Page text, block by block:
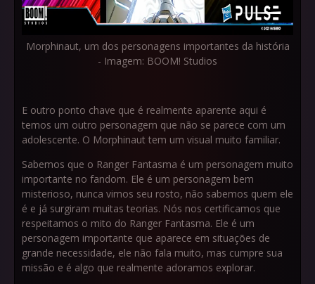
Morphinaut, um dos personagens importantes da história
- Imagem: BOOM! Studios
E outro ponto chave que é realmente aparente aqui é
temos um outro personagem que não se parece com um
adolescente. O Morphinaut tem um visual muito familiar.
Sabemos que o Ranger Fantasma é um personagem muito
importante no fandom. Ele é um personagem bem
misterioso, nunca vimos seu rosto, não sabemos quem ele
é e já surgiram muitas teorias. Nós nos certificamos que
respeitamos o mito do Ranger Fantasma. Ele é um
personagem importante que aparece em situações de
grande necessidade, ele não fala muito, mas cumpre sua
missão e é algo que realmente adoramos explorar.